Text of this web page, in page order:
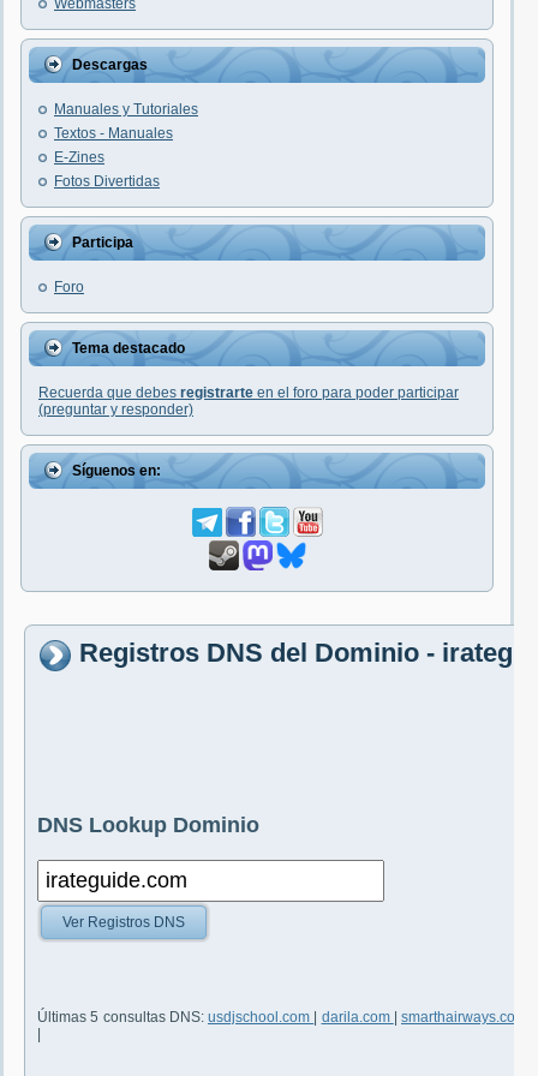
Webmasters
Descargas
Manuales y Tutoriales
Textos - Manuales
E-Zines
Fotos Divertidas
Participa
Foro
Tema destacado
Recuerda que debes registrarte en el foro para poder participar
(preguntar y responder)
Síguenos en:
Registros DNS del Dominio -
DNS Lookup Dominio
Ver Registros DNS
Últimas 5 consultas DNS: usdjschool.com darila.com smarthairways.com